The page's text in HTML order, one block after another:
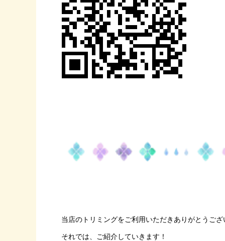
当店のトリミングをご利用いただきありがとうござ
それでは、ご紹介していきます！